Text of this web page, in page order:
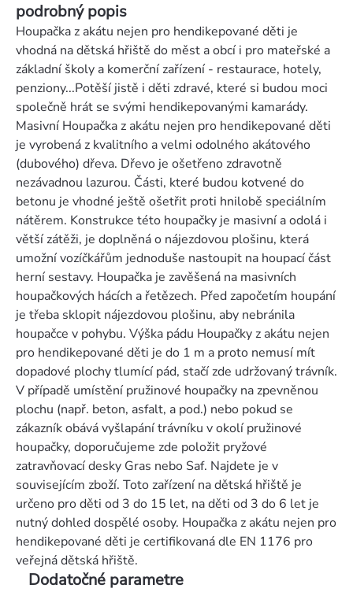
podrobný popis
Houpačka z akátu nejen pro hendikepované děti je
vhodná na dětská hřiště do měst a obcí i pro mateřské a
základní školy a komerční zařízení - restaurace, hotely,
penziony...Potěší jistě i děti zdravé, které si budou moci
společně hrát se svými hendikepovanými kamarády.
Masivní Houpačka z akátu nejen pro hendikepované děti
je vyrobená z kvalitního a velmi odolného akátového
(dubového) dřeva. Dřevo je ošetřeno zdravotně
nezávadnou lazurou. Části, které budou kotvené do
betonu je vhodné ještě ošetřit proti hnilobě speciálním
nátěrem. Konstrukce této houpačky je masivní a odolá i
větší zátěži, je doplněná o nájezdovou plošinu, která
umožní vozíčkářům jednoduše nastoupit na houpací část
herní sestavy. Houpačka je zavěšená na masivních
houpačkových hácích a řetězech. Před započetím houpání
je třeba sklopit nájezdovou plošinu, aby nebránila
houpačce v pohybu. Výška pádu Houpačky z akátu nejen
pro hendikepované děti je do 1 m a proto nemusí mít
dopadové plochy tlumící pád, stačí zde udržovaný trávník.
V případě umístění pružinové houpačky na zpevněnou
plochu (např. beton, asfalt, a pod.) nebo pokud se
zákazník obává vyšlapání trávníku v okolí pružinové
houpačky, doporučujeme zde položit pryžové
zatravňovací desky Gras nebo Saf. Najdete je v
souvisejícím zboží. Toto zařízení na dětská hřiště je
určeno pro děti od 3 do 15 let, na děti od 3 do 6 let je
nutný dohled dospělé osoby. Houpačka z akátu nejen pro
hendikepované děti je certifikovaná dle EN 1176 pro
veřejná dětská hřiště.
Dodatočné parametre